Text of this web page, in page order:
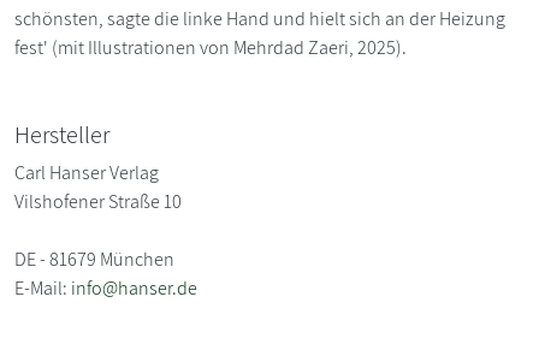
schönsten, sagte die linke Hand und hielt sich an der Heizung
fest' (mit Illustrationen von Mehrdad Zaeri, 2025).
Hersteller
Carl Hanser Verlag
Vilshofener Straße 10
DE - 81679 München
E-Mail: info@hanser.de